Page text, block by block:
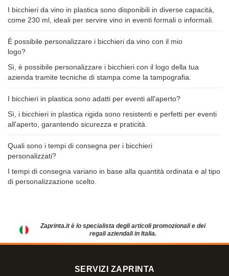
I bicchieri da vino in plastica sono disponibili in diverse capacità,
come 230 ml, ideali per servire vino in eventi formali o informali.
È possibile personalizzare i bicchieri da vino con il mio
logo?
Sì, è possibile personalizzare i bicchieri con il logo della tua
azienda tramite tecniche di stampa come la tampografia.
I bicchieri in plastica sono adatti per eventi all'aperto?
Sì, i bicchieri in plastica rigida sono resistenti e perfetti per eventi
all'aperto, garantendo sicurezza e praticità.
Quali sono i tempi di consegna per i bicchieri
personalizzati?
I tempi di consegna variano in base alla quantità ordinata e al tipo
di personalizzazione scelto.
Zaprinta.it è lo specialista degli articoli promozionali e dei
regali aziendali in Italia.
SERVIZI ZAPRINTA